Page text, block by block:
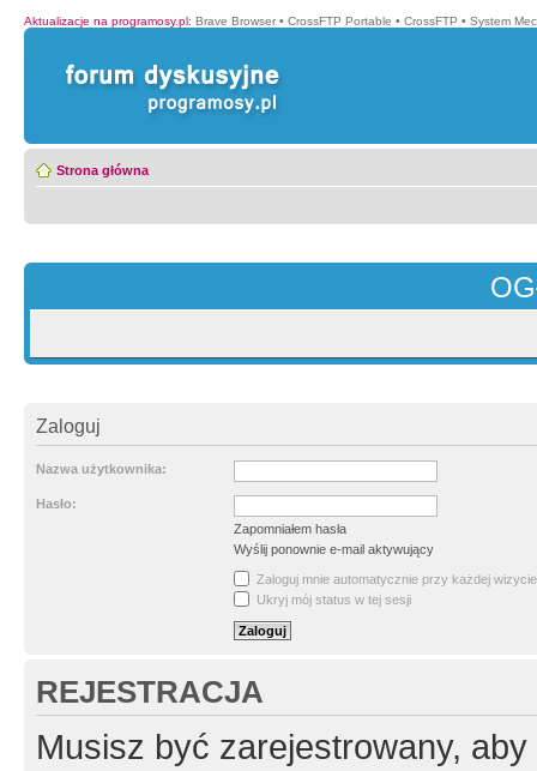
Aktualizacje na programosy.pl: Brave Browser • CrossFTP Portable • CrossFTP • System
Strona główna
Zaloguj
Nazwa użytkownika:
Hasło:
Zapomniałem hasła
Wyślij ponownie e-mail aktywujący
Zaloguj mnie automatycznie przy każdej wizycie
Ukryj mój status w tej sesji
REJESTRACJA
Musisz być zarejestrowany,